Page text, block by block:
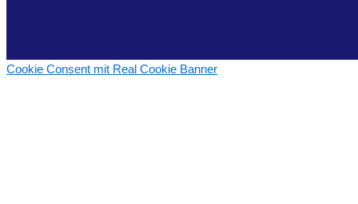
Cookie Consent mit Real Cookie Banner